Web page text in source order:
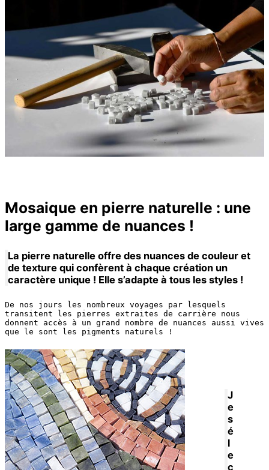
Mosaique en pierre naturelle : une
large gamme de nuances !
La pierre naturelle offre des nuances de couleur et
de texture qui confèrent à chaque création un
caractère unique ! Elle s’adapte à tous les styles !
De nos jours les nombreux voyages par lesquels
transitent les pierres extraites de carrière nous
donnent accès à un grand nombre de nuances aussi vives
que le sont les pigments naturels !
J
e
s
é
l
e
c